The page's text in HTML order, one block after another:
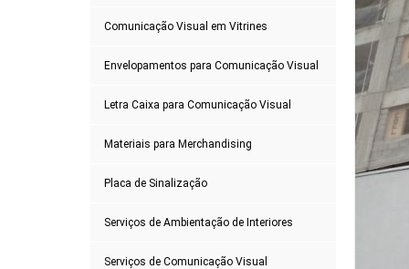
Comunicação Visual em Vitrines
Envelopamentos para Comunicação Visual
Letra Caixa para Comunicação Visual
Materiais para Merchandising
Placa de Sinalização
Serviços de Ambientação de Interiores
Serviços de Comunicação Visual